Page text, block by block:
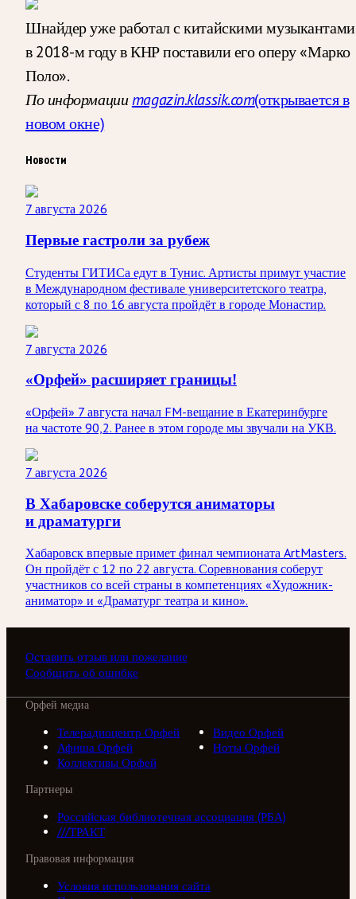
Шнайдер уже работал с китайскими
в 2018-м году в КНР поставили его оперу «Марко
Поло».
По информацииmagazin.klassik.com(открывается в
новом окне)
Новости
7 августа 2026
Первые гастроли за рубеж
Студенты ГИТИСа едут в Тунис. Артисты примут участие
в Международном фестивале университетского театра,
который с 8 по 16 августа пройдёт в городе Монастир.
7 августа 2026
«Орфей» расширяет границы!
«Орфей» 7 августа начал FM-вещание в Екатеринбурге
на частоте 90,2. Ранее в этом городе мы звучали на УКВ.
7 августа 2026
В Хабаровске соберутся аниматоры
и драматурги
Хабаровск впервые примет финал чемпионата ArtMasters.
Он пройдёт с 12 по 22 августа. Соревнования соберут
участников со всей страны в компетенциях «Художник-
аниматор» и «Драматург театра и кино».
Оставить отзыв или пожелание
Сообщить об ошибке
Орфей медиа
Телерадиоцентр Орфей
Видео Орфей
Афиша Орфей
Ноты Орфей
Коллективы Орфей
Партнеры
Российская библиотечная ассоциация (РБА)
///ТРАКТ
Правовая информация
Условия использования сайта